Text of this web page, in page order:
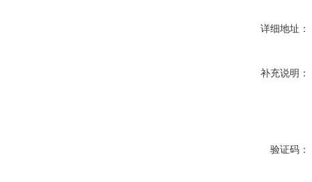
详细地址：
补充说明：
验证码：